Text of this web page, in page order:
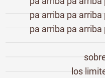
pa arriba pa
pa arriba pa
los